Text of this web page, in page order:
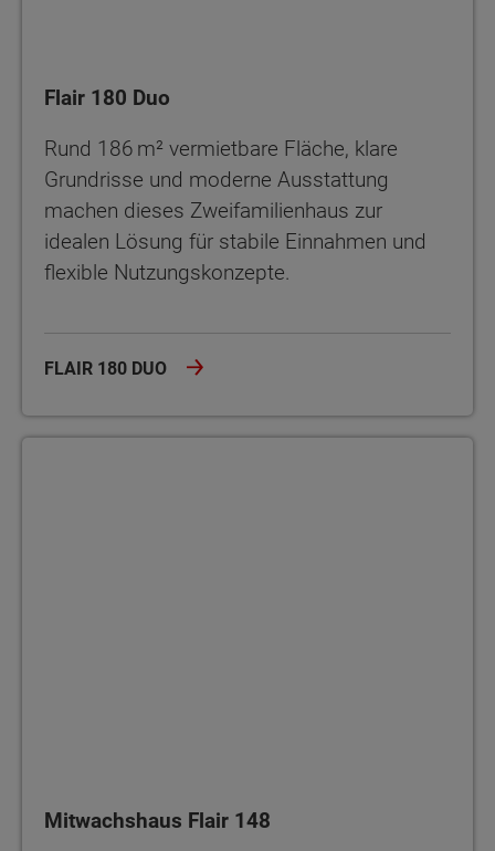
Flair 180 Duo
Rund 186 m² vermietbare Fläche, klare
Grundrisse und moderne Ausstattung
machen dieses Zweifamilienhaus zur
idealen Lösung für stabile Einnahmen und
flexible Nutzungskonzepte.
FLAIR 180 DUO
Mitwachshaus Flair 148